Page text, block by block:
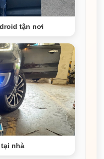
tận nơi
nhà